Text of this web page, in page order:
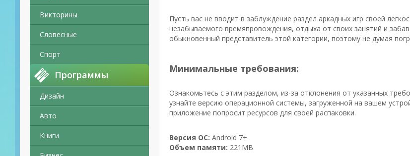
Викторины
Словесные
Спорт
Программы
Дизайн
Авто
Книги
Пусть вас не вводит в заблуждение раздел аркадных игр своей
незабываемого времяпровождения, отдыха от своих занятий и
обыкновенный представитель этой категории, поэтому не думая
Минимальные требования:
Ознакомьтесь с этим разделом, из-за отклонения от указанных
узнайте версию операционной системы, загруженной на вашем
приложение попросит ресурсов для своей распаковки.
Версия ОС: Android 7+
Объем памяти: 221MB